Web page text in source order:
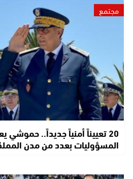
مجتمع
20 تعييناً أمنياً جديداً.. حموشي
المسؤوليات بعدد من مدن